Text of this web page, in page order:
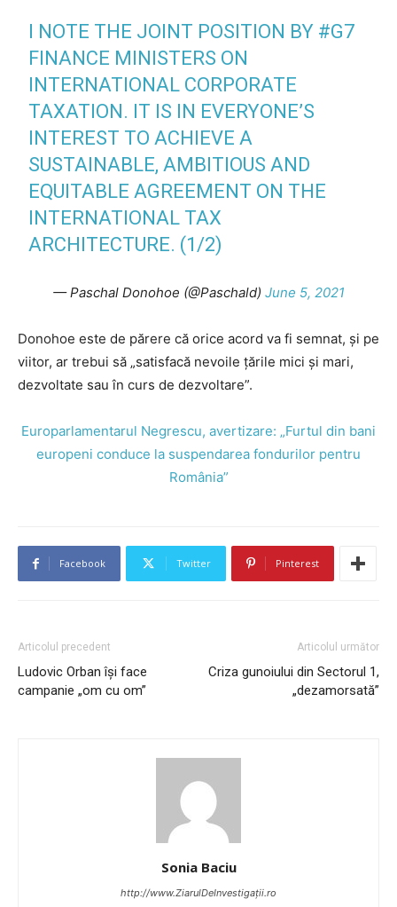
I NOTE THE JOINT POSITION BY #G7
FINANCE MINISTERS ON
INTERNATIONAL CORPORATE
TAXATION. IT IS IN EVERYONE’S
INTEREST TO ACHIEVE A
SUSTAINABLE, AMBITIOUS AND
EQUITABLE AGREEMENT ON THE
INTERNATIONAL TAX
ARCHITECTURE. (1/2)
— Paschal Donohoe (@Paschald) June 5, 2021
Donohoe este de părere că orice acord va fi semnat, și pe
viitor, ar trebui să „satisfacă nevoile țările mici și mari,
dezvoltate sau în curs de dezvoltare”.
Europarlamentarul Negrescu, avertizare: „Furtul din bani
europeni conduce la suspendarea fondurilor pentru
România”
Facebook Twitter Pinterest
Articolul precedent
Ludovic Orban își face
campanie „om cu om”
Articolul următor
Criza gunoiului din Sectorul 1,
„dezamorsată”
Sonia Baciu
http://www.ZiarulDeInvestigații.ro